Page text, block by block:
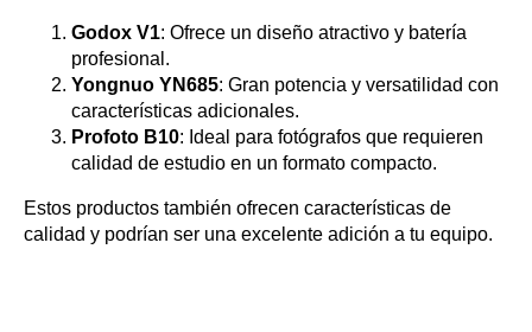
Godox V1: Ofrece un diseño atractivo y batería
profesional.
Yongnuo YN685: Gran potencia y versatilidad con
características adicionales.
Profoto B10: Ideal para fotógrafos que requieren
calidad de estudio en un formato compacto.
Estos productos también ofrecen características de
calidad y podrían ser una excelente adición a tu equipo.